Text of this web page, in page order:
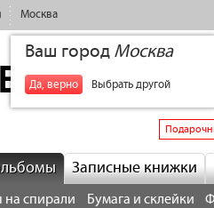
Москва
Ваш город Москва
Да, верно Выбрать другой
Записные книжки
спирали Бумага и склейки